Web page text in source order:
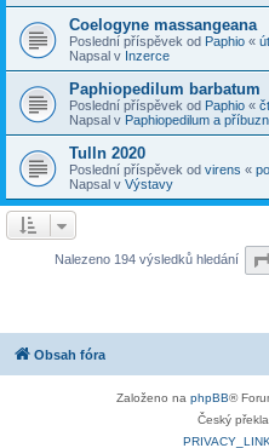
Coelogyne massangeana
Poslední příspěvek od Paphio «
Napsal v Inzerce
Paphiopedilum barbatum
Poslední příspěvek od Paphio «
Napsal v Paphiopedilum a
Tulln 2020
Poslední příspěvek od virens «
Napsal v Výstavy
Nalezeno 194 výsledků hledání
Obsah fóra
Založeno na phpBB®
Český
PRIVACY_LINK